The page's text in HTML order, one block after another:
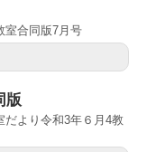
室合同版7月号
版
だより令和3年６月4教